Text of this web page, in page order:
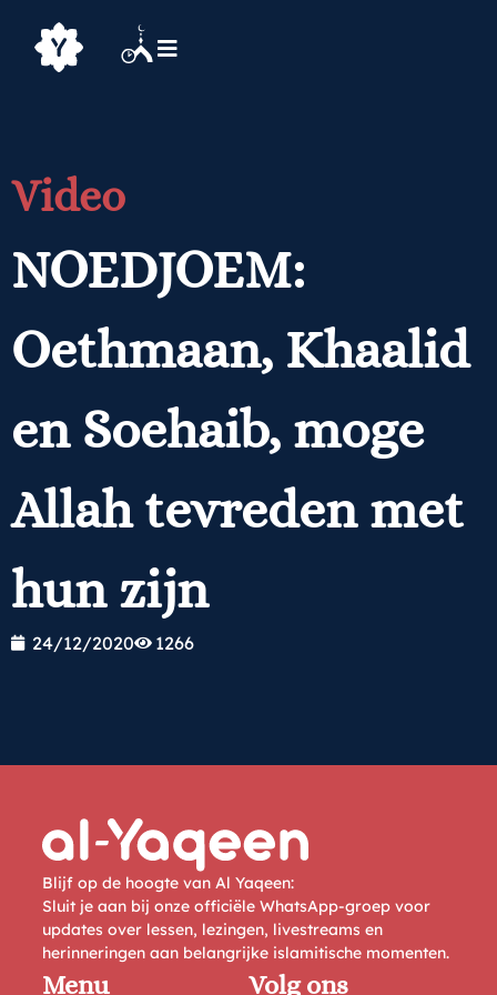
Video
NOEDJOEM:
Oethmaan, Khaalid
en Soehaib, moge
Allah tevreden met
hun zijn
24/12/2020 1266
Blijf op de hoogte van Al Yaqeen:
Sluit je aan bij onze officiële WhatsApp-groep voor
updates over lessen, lezingen, livestreams en
herinneringen aan belangrijke islamitische momenten.
Menu Volg ons